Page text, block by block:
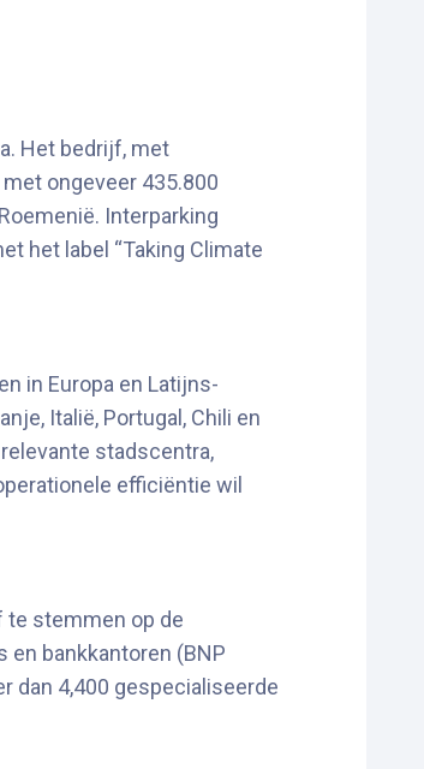
Het bedrijf, met
ongeveer 435.800
Interparking
het label “Taking Climate
in Europa en Latijns-
Italië, Portugal, Chili en
stadscentra,
efficiëntie wil
te stemmen op de
bankkantoren (BNP
dan 4,400 gespecialiseerde